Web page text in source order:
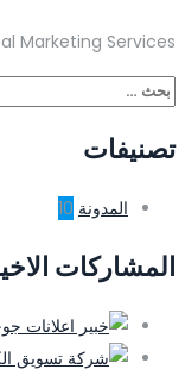
Marketing Services
تصنيفات
المدونة 10
المشاركات